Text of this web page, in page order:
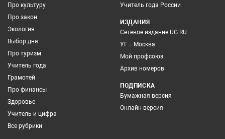
Про культуру
Про закон
Экология
Выбор дня
Про туризм
Учитель года
Грамотей
Про финансы
Здоровье
Учитель и цифра
Все рубрики
Учитель года России
ИЗДАНИЯ
Сетевое издание UG.RU
УГ – Москва
Мой профсоюз
Архив номеров
ПОДПИСКА
Бумажная версия
Онлайн-версия